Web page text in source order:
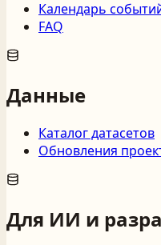
Календарь
FAQ
Данные
Каталог датасетов
Обновления
Для ИИ и